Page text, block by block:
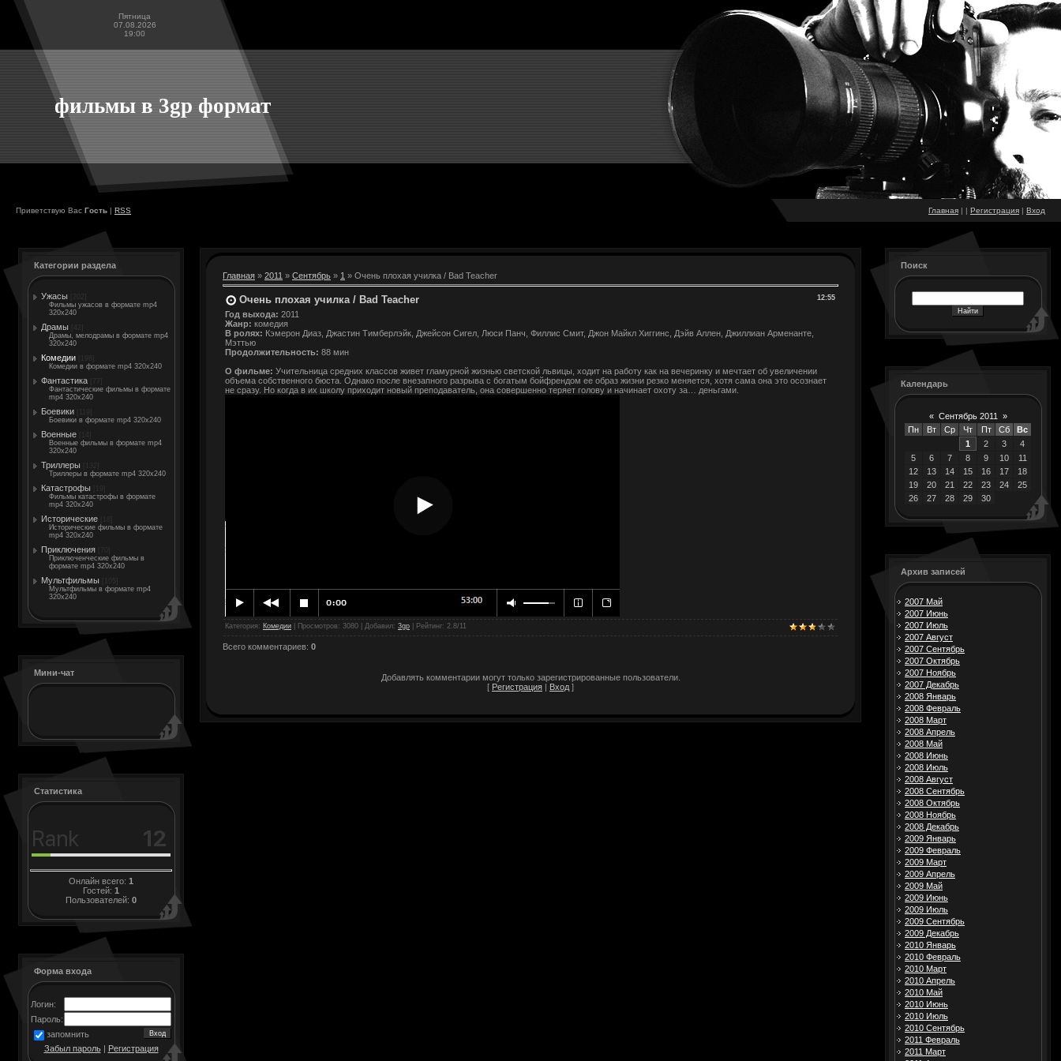
Пятница
07.08.2026
19:00
фильмы в 3gp формат
Приветствую Вас Гость | RSS Главная | | Регистрация | Вход
Категории раздела
Ужасы
Фильмы ужасов в формате mp4
320x240
Драмы
Драмы, мелодрамы в формате mp4
320x240
Комедии
Комедии в формате mp4 320x240
Фантастика
Фантастические фильмы в формате
mp4 320x240
Боевики
Боевики в формате mp4 320x240
Военные
Военные фильмы в формате mp4
320x240
Триллеры
Триллеры в формате mp4 320x240
Катастрофы
Фильмы катастрофы в формате
mp4 320x240
Исторические
Исторические фильмы в формате
mp4 320x240
Приключения
Приключенческие фильмы в
формате mp4 320x240
Мультфильмы
Мультфильмы в формате mp4
320x240
Мини-чат
Статистика
Онлайн всего: 1
Гостей: 1
Пользователей: 0
Форма входа
Логин:
Пароль:
запомнить
Забыл пароль| Регистрация
Главная » 2011 » Сентябрь » 1 » Очень плохая училка / Bad Teacher
12:55
Очень плохая училка / Bad Teacher
Год выхода: 2011
Жанр: комедия
В ролях: Кэмерон Диаз, Джастин Тимберлэйк, Джейсон Сигел, Люси Панч, Филлис Смит, Джон Майкл Хиггинс, Дэйв Аллен, Джиллиан Арменанте,
Мэттью
Продолжительность: 88 мин
О фильме: Учительница средних классов живет гламурной жизнью светской львицы, ходит на работу как на вечеринку и мечтает об увеличении
объема собственного бюста. Однако после внезапного разрыва с богатым бойфрендом ее образ жизни резко меняется, хотя сама она это осознает
не сразу. Но когда в их школу приходит новый преподаватель, она совершенно теряет голову и начинает охоту за… деньгами.
Категория : Комедии Просмотров: 3080 | Добавил: 3gp Рейтинг: 2.8/11
Всего комментариев: 0
Добавлять комментарии могут только зарегистрированные пользователи.
[ Регистрация | Вход ]
Поиск
Календарь
« Сентябрь 2011
»
Пн
Вт Ср Чт Пт Сб
Вс
1
2 3
4
5
6 7 8 9 10
11
12
13 14 15 16 17
18
19
20 21 22 23 24
25
26
27 28 29 30
Архив записей
2007 Май
2007 Июнь
2007 Июль
2007 Август
2007 Сентябрь
2007 Октябрь
2007 Ноябрь
2007 Декабрь
2008 Январь
2008 Февраль
2008 Март
2008 Апрель
2008 Май
2008 Июнь
2008 Июль
2008 Август
2008 Сентябрь
2008 Октябрь
2008 Ноябрь
2008 Декабрь
2009 Январь
2009 Февраль
2009 Март
2009 Апрель
2009 Май
2009 Июнь
2009 Июль
2009 Сентябрь
2009 Декабрь
2010 Январь
2010 Февраль
2010 Март
2010 Апрель
2010 Май
2010 Июнь
2010 Июль
2010 Сентябрь
2011 Февраль
2011 Март